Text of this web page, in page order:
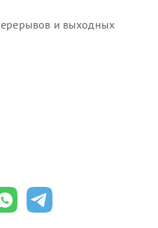
и выходных